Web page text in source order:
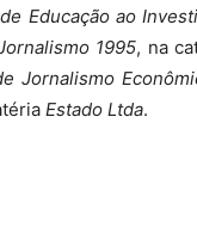
Educação ao
1995, na
Jornalismo
Estado Ltda.